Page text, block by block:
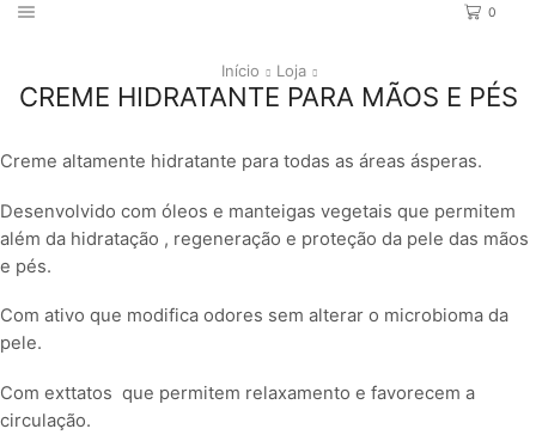
0
Início Loja
CREME HIDRATANTE PARA MÃOS E PÉS
Creme altamente hidratante para todas as áreas ásperas.
Desenvolvido com óleos e manteigas vegetais que permitem
além da hidratação , regeneração e proteção da pele das mãos
e pés.
Com ativo que modifica odores sem alterar o microbioma da
pele.
Com exttatos que permitem relaxamento e favorecem a
circulação.